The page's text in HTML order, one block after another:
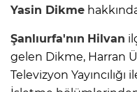
Yasin Dikme
Şanlıurfa'nın Hilvan
gelen Dikme, Harran
Televizyon